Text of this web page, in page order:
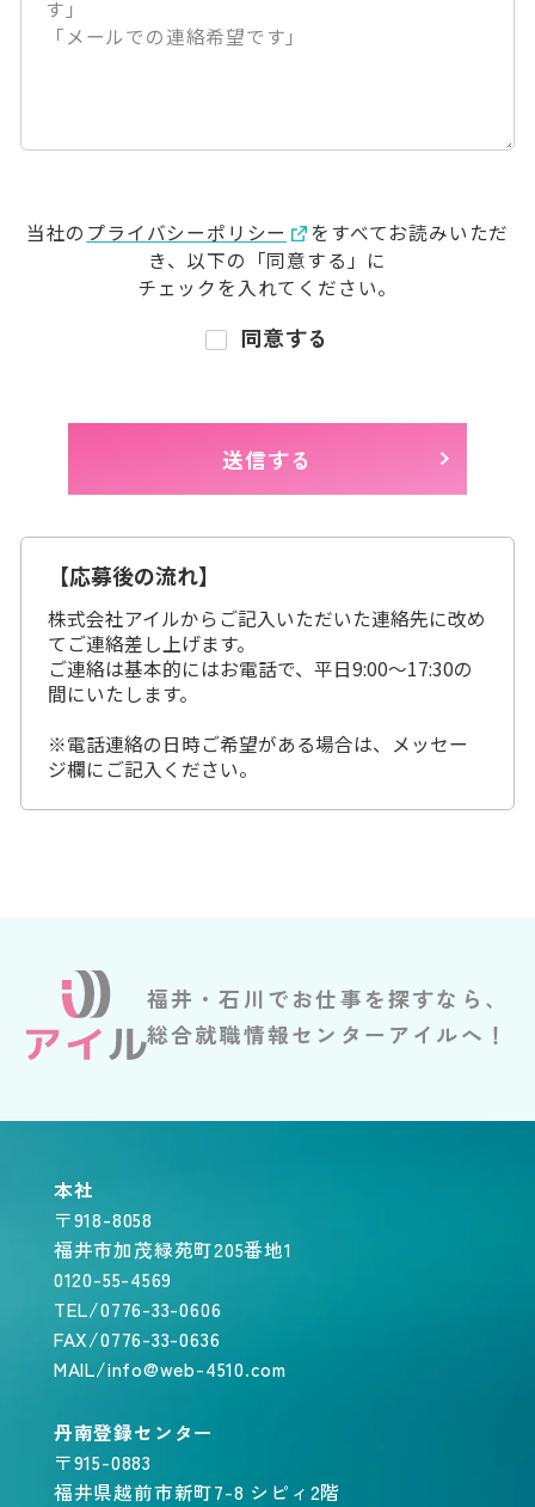
当社の プライバシーポリシー
をすべてお読みいただ
き、 以下の「同意する」に
チェックを入れてください。
同意する
【応募後の流れ】
株式会社アイルからご記入いただいた連絡先に改め
てご連絡差し上げます。
ご連絡は基本的にはお電話で、平日9:00～17:30の
間にいたします。
※電話連絡の日時ご希望がある場合は、メッセー
ジ欄にご記入ください。
福井・石川でお仕事を探すなら、
総合就職情報センターアイルへ！
本社
〒918-8058
福井市加茂緑苑町205番地1
0120-55-4569
TEL/0776-33-0606
FAX/0776-33-0636
MAIL/info@web-4510.com
丹南登録センター
〒915-0883
福井県越前市新町7-8 シピィ2階